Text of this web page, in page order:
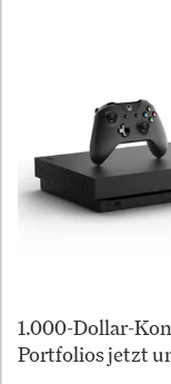
1.000-Dollar-
Portfolios jetzt